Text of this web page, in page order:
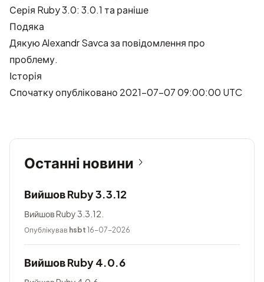
Серія Ruby 3.0: 3.0.1 та раніше
Подяка
ДякуюAlexandr Savcaза повідомлення про
проблему.
Історія
Спочатку опубліковано 2021-07-07 09:00:00 UTC
Останні новини
Вийшов Ruby 3.3.12
Вийшов Ruby 3.3.12.
Опублікував hsbt 16-07-2026
Вийшов Ruby 4.0.6